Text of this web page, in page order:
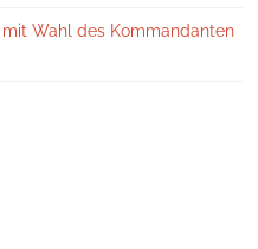
Wahl des Kommandanten